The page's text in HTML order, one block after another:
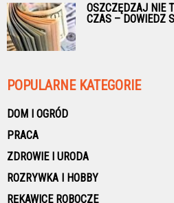
OSZCZĘDZAJ NIE
CZAS – DOWIEDZ
POPULARNE KATEGORIE
DOM I OGRÓD
PRACA
ZDROWIE I URODA
ROZRYWKA I HOBBY
RĘKAWICE ROBOCZE